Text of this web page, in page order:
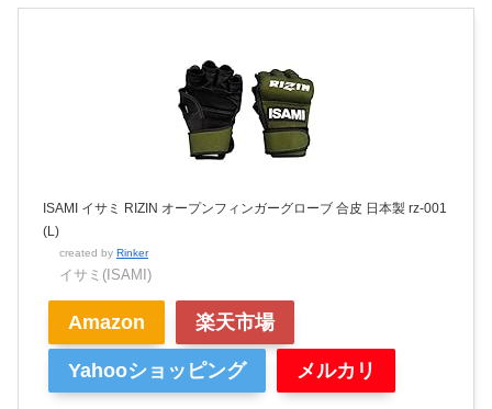
ISAMI イサミ RIZIN オープンフィンガーグローブ 合皮 日本製 rz-001
(L)
created by Rinker
イサミ(ISAMI)
Amazon 楽天市場
Yahooショッピング メルカリ